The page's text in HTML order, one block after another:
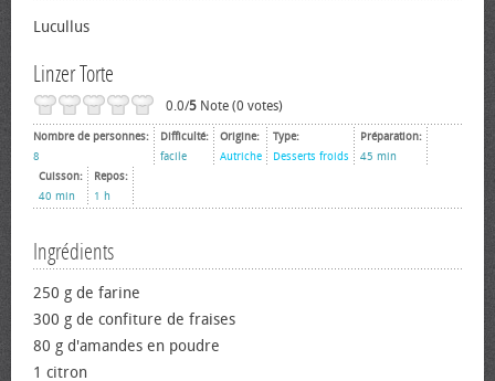
Lucullus
Linzer Torte
0.0/5 Note (0 votes)
Nombre de personnes:
8
Difficulté:
facile
Origine:
Autriche
Type:
Desserts froids
Préparation:
45 min
Cuisson:
40 min
Repos:
1 h
Ingrédients
250 g de farine
300 g de confiture de fraises
80 g d'amandes en poudre
1 citron